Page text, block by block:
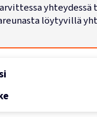
Haku käynnissä
löytyvillä